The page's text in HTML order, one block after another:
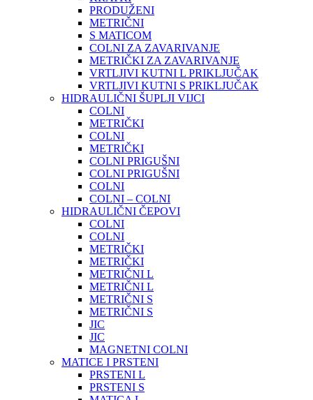
PRODUŽENI
METRIČNI
S MATICOM
COLNI ZA ZAVARIVANJE
METRIČKI ZA ZAVARIVANJE
VRTLJIVI KUTNI L PRIKLJUČAK
VRTLJIVI KUTNI S PRIKLJUČAK
HIDRAULIČNI ŠUPLJI VIJCI
COLNI
METRIČKI
COLNI
METRIČKI
COLNI PRIGUŠNI
COLNI PRIGUŠNI
COLNI
COLNI – COLNI
HIDRAULIČNI ČEPOVI
COLNI
COLNI
METRIČKI
METRIČKI
METRIČNI L
METRIČNI L
METRIČNI S
METRIČNI S
JIC
JIC
MAGNETNI COLNI
MATICE I PRSTENI
PRSTENI L
PRSTENI S